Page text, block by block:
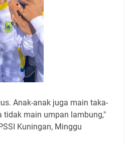
Anak-anak juga main taka-
tidak main umpan lambung,"
Kuningan, Minggu